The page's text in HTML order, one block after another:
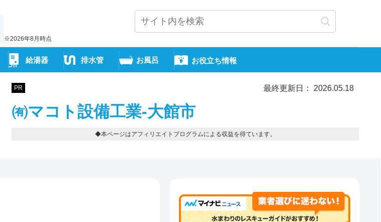
※2026年8月時点
給湯器 排水管 お風呂 お役立ち情報
PR 最終更新日： 2026.05.18
㈲マコト設備工業-大館市
◆本ページはアフィリエイトプログラムによる収益を得ています。